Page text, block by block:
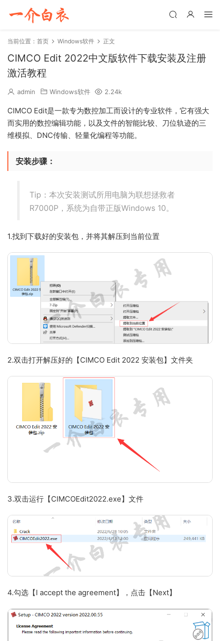
当前位置： 首页 Windows软件 正文
CIMCO Edit 2022中文版软件下载安装及注册
激活教程
admin Windows软件 2.24k
CIMCO Edit是一款专为数控加工而设计的专业软件，它有强大
而实用的数控编辑功能，以及文件的智能比较、刀位轨迹的三
维模拟、DNC传输、轻量化编程等功能。
安装步骤：
Tip：本次安装测试所用电脑为联想拯救者
R7000P，系统为自带正版Windows 10。
1.找到下载好的安装包，并将其解压到当前位置
2.双击打开解压好的【CIMCO Edit 2022 安装包】文件夹
3.双击运行【CIMCOEdit2022.exe】文件
4.勾选【I accept the agreement】，点击【Next】